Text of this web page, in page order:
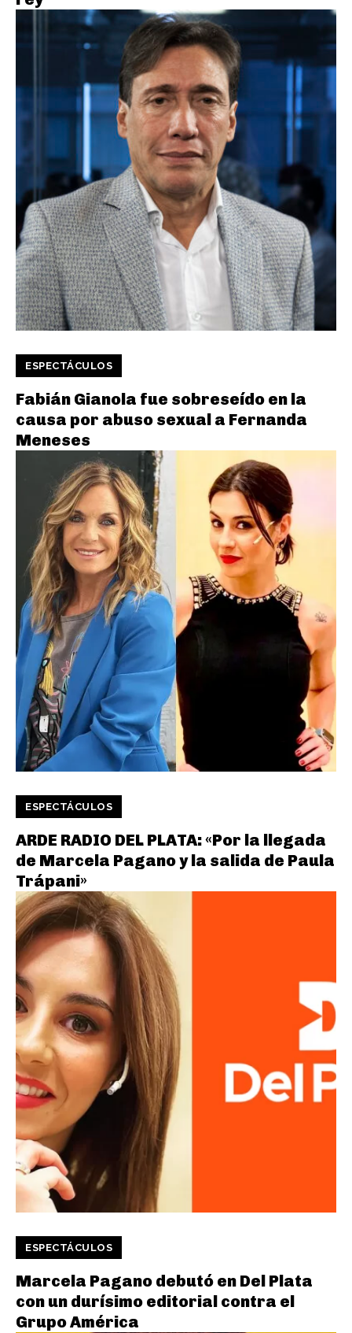
ESPECTÁCULOS
Fabián Gianola fue sobreseído en la
causa por abuso sexual a Fernanda
Meneses
ESPECTÁCULOS
ARDE RADIO DEL PLATA: «Por la llegada
de Marcela Pagano y la salida de Paula
Trápani»
ESPECTÁCULOS
Marcela Pagano debutó en Del Plata
con un durísimo editorial contra el
Grupo América